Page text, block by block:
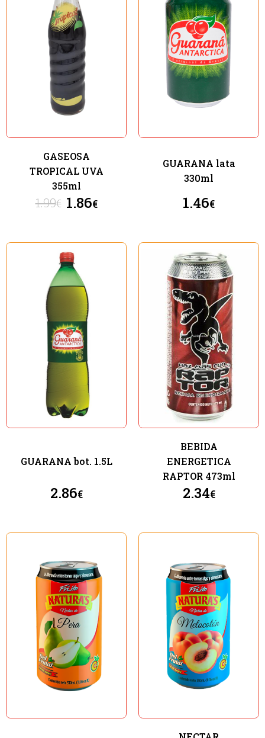
GASEOSA
TROPICAL UVA
355ml
1.99€ 1.86€
GUARANA lata
330ml
1.46€
GUARANA bot. 1.5L
2.86€
BEBIDA
ENERGETICA
RAPTOR 473ml
2.34€